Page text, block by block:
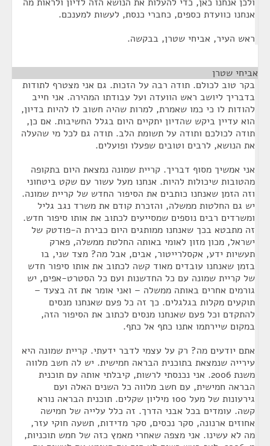
ולכן אנחנו כאן, כדי להעלות את הנושא הזה לדיון ולראות מה
אנחנו כוועדת כספים, כחברי כנסת, לעשות למענכם.
ראש העיר, אביחי שטרן, בבקשה.
אביחי שטרן
בקר טוב לכולם. תודה רבה על הזכות. גם אני מצטרף לתודות
בדבריך ליושב ראש הוועדה ועל עבודתו המהירה. אני חייב
להודות לו כי כמו שאמרת, למרות שהיה חשוב לו להיות בדיון,
הוא עדיין ביקש שהדיון יתקיים היום בגלל החשיבות. אם כן,
תודה לכולכם ותודה על תשומת הלב. תודה גם לכל מי שהעלה
את הנושא, לרבים וטובים שפעלו ופועלים.
אני אמשיך מסוף דבריך. קריית שמונה נמצאת היום בתקופה
מהטובות שיכולות להיות. אנחנו מעל עשור עם שקט ביטחוני
וזה הזמן שאנחנו כותבים את הסיפור החדש של קריית שמונה.
יש גם החלטות ממשלה, והזכרת קודם את משרד נגב גליל
ומשרדים רבים נוספים שמסייעים לכתוב את אותו סיפור חדש.
זה מתבטא בכך שאנחנו ממותגים היום כבירת ה-פודטק של
ישראל, מכון מזון לאומי באותה החלטת ממשלה, פארק
תעשיות ידע, אקסלרייטור, אבים, אבל מה? מצד שני, בו
בזמן שאנחנו עובדים מאוד קשה לכתוב את אותו סיפור חדש
של קריית שמונה עם כל החדשנות ועם כל הסטרט-אפים, יש
גורמים אחרים באותה ממשלה – ואני אומר את זה בצעד –
תוקעים מקלות בגלגלים. כך זה כל פעם שאנחנו מנסים
להתקדם וכל פעם שאנחנו מנסים לכתוב את הסיפור הזה,
במקום שיירתמו אתנו כתף אל כתף.
אתם יודעים מה? רק על עצמי לדבר ידעתי. קריית שמונה היא
עירייה שנמצאת בתוכנית הבראה חמישית. יש לה חשב מלווה
משנת 2006. אני נכנסתי לרשות, קיבלתי אותה עם תוכנית
הבראה חמישית, עם חשב מלווה כל השנים האלה ועם
גירעונות של מעל 100 מיליון שקלים. תוכנית הבראה נורא
קשה. עומדים בכל אבני הדרך. זה כלל עלייה של חמישה
אחוזים ארנונה, סקר נכסים, סקר מדידות, תשעה חוקי עזר,
מה לא עשינו. אני מצפה שאחרי מאמץ כזה של חמש תוכניות,